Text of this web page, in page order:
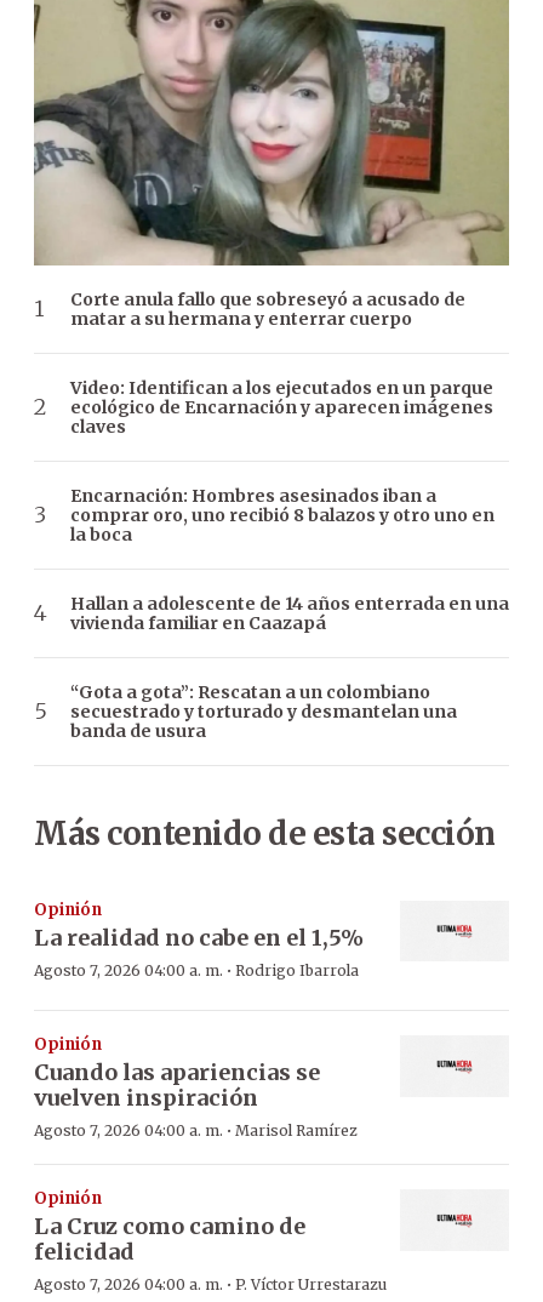
Corte anula fallo que sobreseyó a acusado de
matar a su hermana y enterrar cuerpo
Video: Identifican a los ejecutados en un parque
ecológico de Encarnación y aparecen imágenes
claves
Encarnación: Hombres asesinados iban a
comprar oro, uno recibió 8 balazos y otro uno en
la boca
Hallan a adolescente de 14 años enterrada en una
vivienda familiar en Caazapá
“Gota a gota”: Rescatan a un colombiano
secuestrado y torturado y desmantelan una
banda de usura
Más contenido de esta sección
Opinión
La realidad no cabe en el 1,5%
Agosto 7, 2026 04:00 a. m. · Rodrigo Ibarrola
Opinión
Cuando las apariencias se
vuelven inspiración
Agosto 7, 2026 04:00 a. m. · Marisol Ramírez
Opinión
La Cruz como camino de
felicidad
Agosto 7, 2026 04:00 a. m. · P. Víctor Urrestarazu